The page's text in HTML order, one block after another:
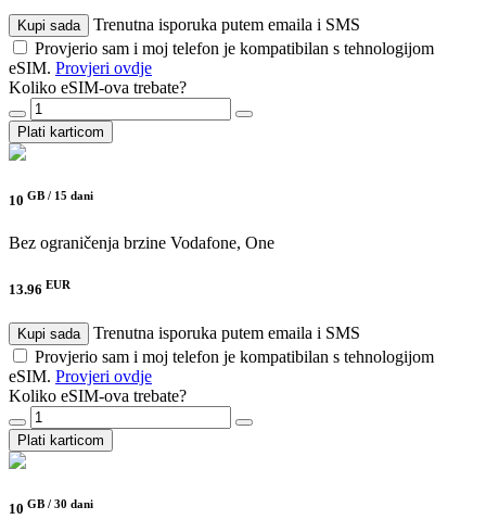
Kupi sada
Trenutna isporuka putem emaila i SMS
Provjerio sam i moj telefon je kompatibilan s tehnologijom
eSIM. Provjeri ovdje
Koliko eSIM-ova trebate?
Plati karticom
10 GB / 15 dani
Bez ograničenja brzine Vodafone, One
13.96 EUR
Kupi sada
Trenutna isporuka putem emaila i SMS
Provjerio sam i moj telefon je kompatibilan s tehnologijom
eSIM. Provjeri ovdje
Koliko eSIM-ova trebate?
Plati karticom
10 GB / 30 dani